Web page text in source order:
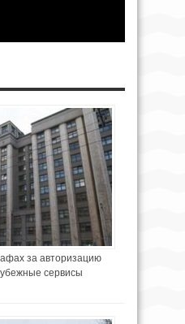
за авторизацию
сервисы